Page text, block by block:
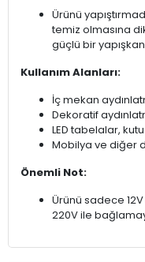
Ürünü
temiz olmasına
güçlü bir
Kullanım Alanları:
İç mekan
Dekoratif
LED tabelalar,
Mobilya ve diğer
Önemli Not:
Ürünü sadece
220V ile